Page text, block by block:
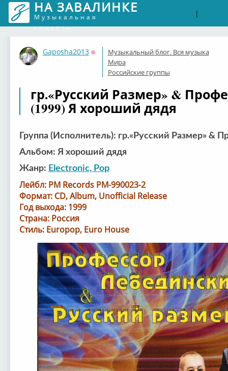
НА ЗАВАЛИНКЕ
Музыкальная
соцсеть
|
Gaposha2013
Оффлайн
Музыкальный блог. Вся музыка
Мира
Российские группы
гр.«Русский Размер» &
(1999) Я хороший дядя
Группа (Исполнитель): гр.«Русский Размер» &
Альбом: Я хороший дядя
Жанр: Electronic, Pop
Лейбл: PM Records PM-990023-2
Формат: CD, Album, Unofficial Release
Год выхода: 1999
Страна: Россия
Стиль: Europop, Euro House